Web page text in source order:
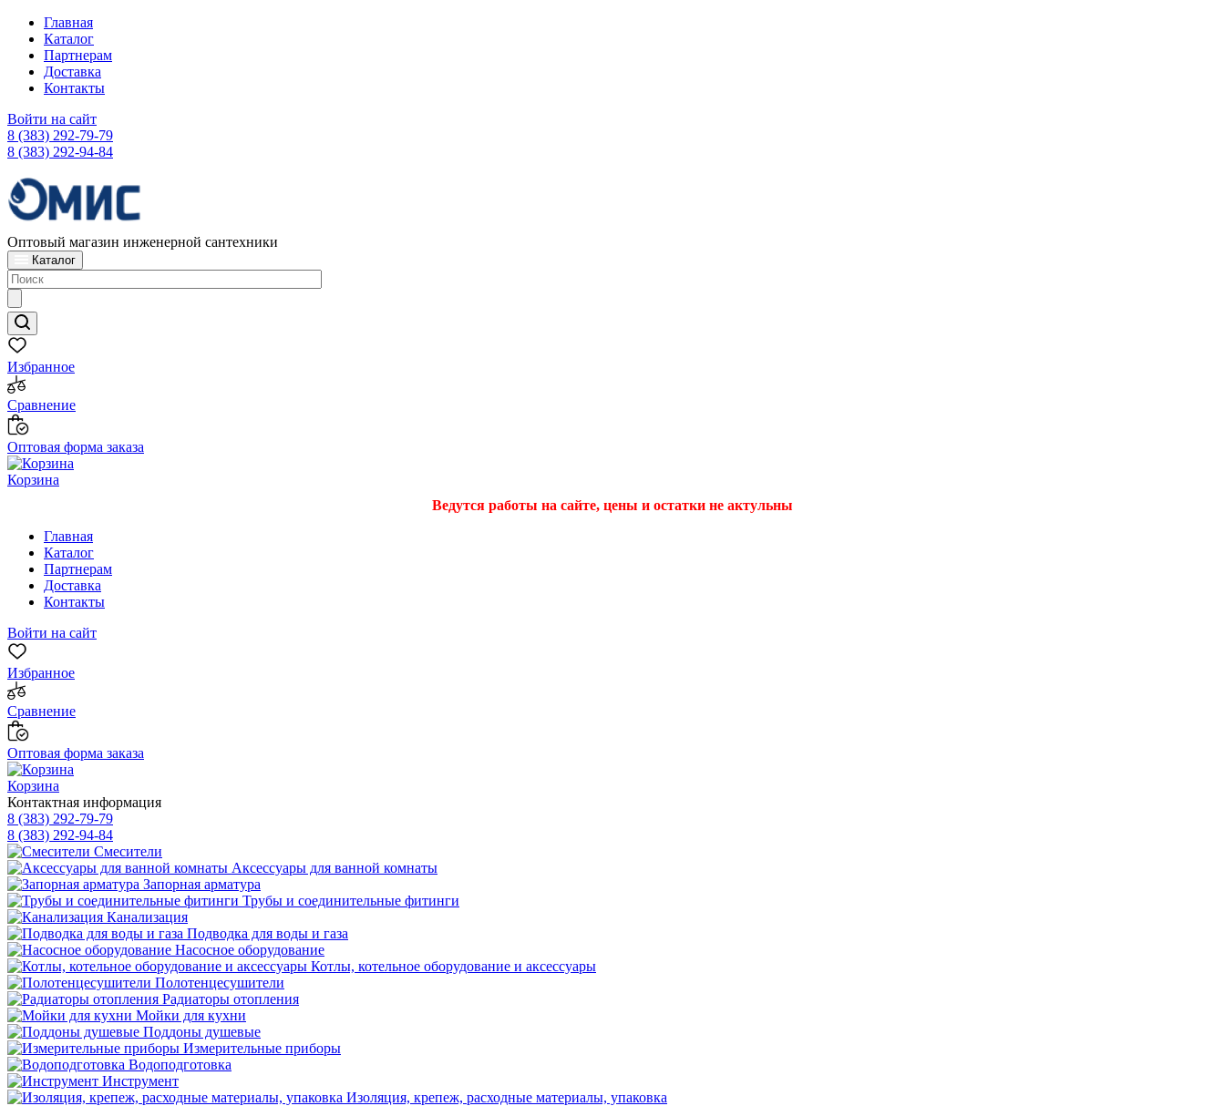
Главная
Каталог
Партнерам
Доставка
Контакты
Войти на сайт
8 (383) 292-79-79
8 (383) 292-94-84
Оптовый магазин инженерной сантехники
Каталог
Избранное
Сравнение
Оптовая форма заказа
Корзина
Ведутся работы на сайте, цены и остатки не актульны
Главная
Каталог
Партнерам
Доставка
Контакты
Войти на сайт
Избранное
Сравнение
Оптовая форма заказа
Корзина
Контактная информация
8 (383) 292-79-79
8 (383) 292-94-84
Смесители
Аксессуары для ванной комнаты
Запорная арматура
Трубы и соединительные фитинги
Канализация
Подводка для воды и газа
Насосное оборудование
Котлы, котельное оборудование и аксессуары
Полотенцесушители
Радиаторы отопления
Мойки для кухни
Поддоны душевые
Измерительные приборы
Водоподготовка
Инструмент
Изоляция, крепеж, расходные материалы, упаковка